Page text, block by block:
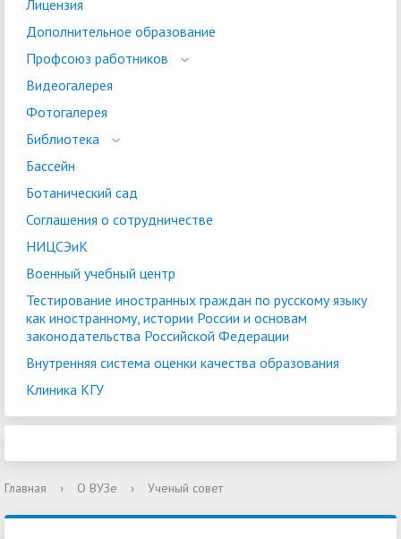
Лицензия
Дополнительное образование
Профсоюз работников
Видеогалерея
Фотогалерея
Библиотека
Бассейн
Ботанический сад
Соглашения о сотрудничестве
НИЦСЭиК
Военный учебный центр
Тестирование иностранных граждан по русскому языку
как иностранному, истории России и основам
законодательства Российской Федерации
Внутренняя система оценки качества образования
Клиника КГУ
Главная › О ВУЗе › Ученый совет